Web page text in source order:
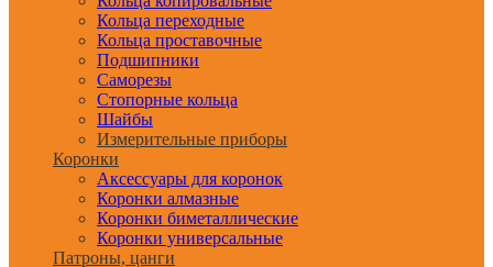
Кольца переходные
Кольца проставочные
Подшипники
Саморезы
Стопорные кольца
Шайбы
Измерительные приборы
Коронки
Аксессуары для коронок
Коронки алмазные
Коронки биметаллические
Коронки универсальные
Патроны, цанги